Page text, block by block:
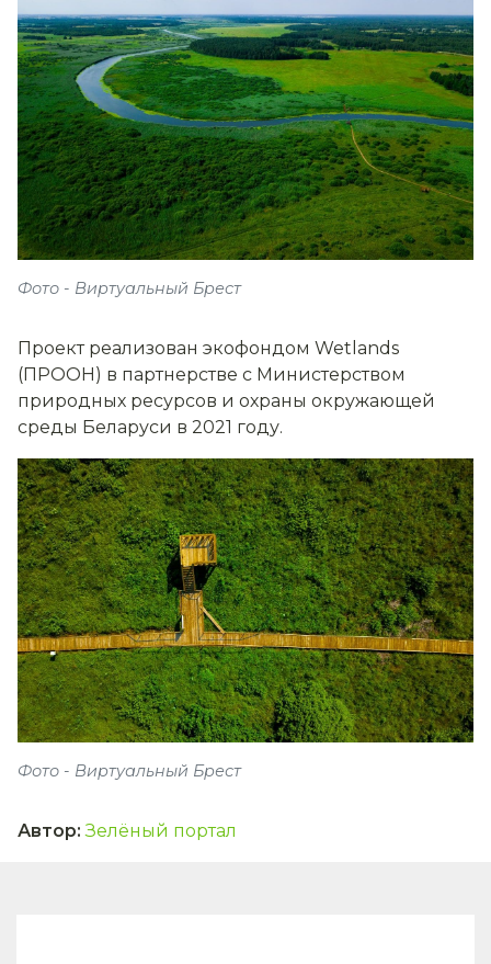
Фото - Виртуальный Брест
Проект реализован экофондом Wetlands
(ПРООН) в партнерстве с Министерством
природных ресурсов и охраны окружающей
среды Беларуси в 2021 году.
Фото - Виртуальный Брест
Автор: Зелёный портал